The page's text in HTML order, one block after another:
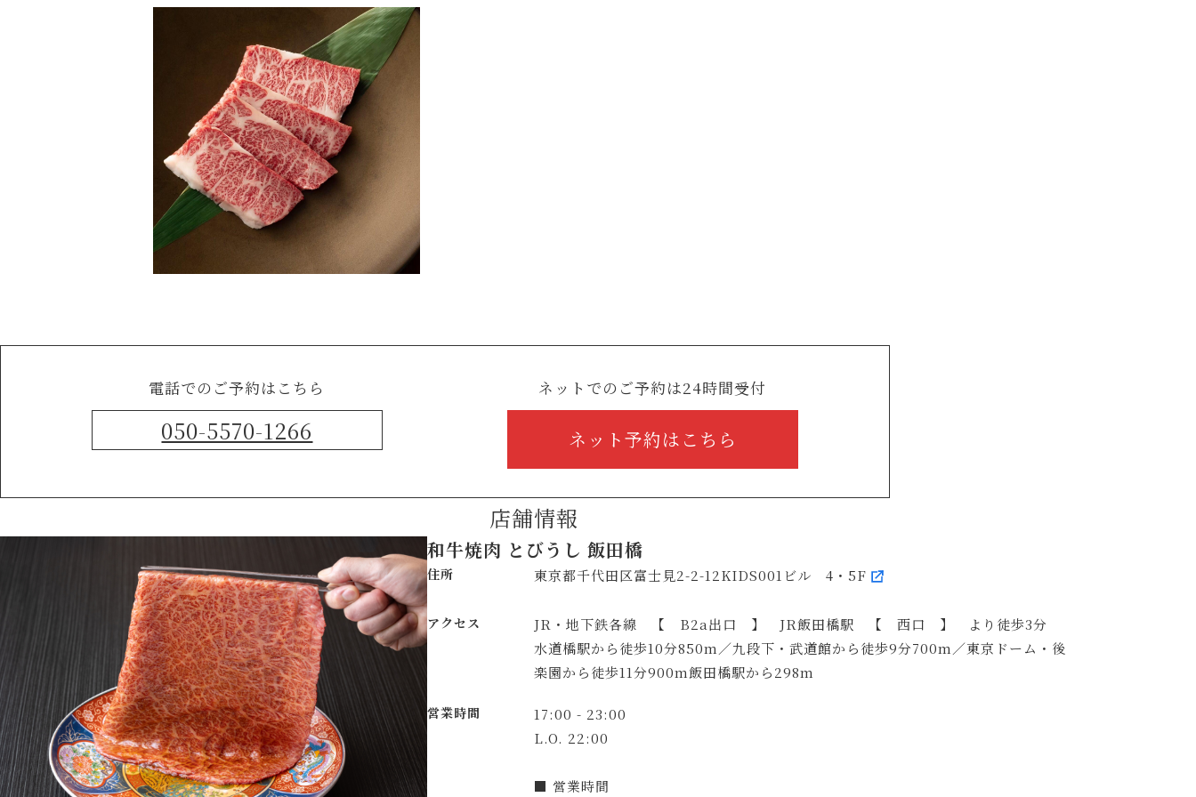
電話でのご予約はこちら
050-5570-1266
ネットでのご予約は24時間受付
ネット予約はこちら
店舗情報
和牛焼肉 とびうし 飯田橋
住所 東京都千代田区富士見2-2-12KIDS001ビル 4・5F
アクセス
JR・地下鉄各線 【 B2a出口 】 JR飯田橋駅 【 西口 】 より徒歩3分
水道橋駅から徒歩10分850m／九段下・武道館から徒歩9分700m／東京ドーム・後
楽園から徒歩11分900m飯田橋駅から298m
営業時間
17:00 - 23:00
L.O. 22:00
■ 営業時間